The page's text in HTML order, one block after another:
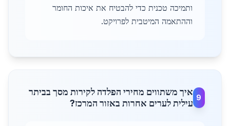
ותמיכה טכנית כדי להבטיח את איכות החומר
וההתאמה המיטבית לפרויקט.
9
איך משתווים מחירי הפלדה לקירות מסך בביתר
עילית לערים אחרות באזור המרכז?